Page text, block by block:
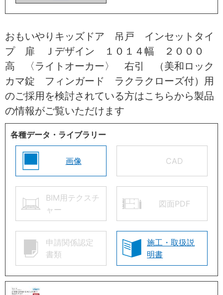
おもいやりキッズドア 吊戸 インセットタイ
プ 扉 Ｊデザイン １０１４幅 ２０００
高 〈ライトオーカー〉 右引 （美和ロック
カマ錠 フィンガード ラクラクローズ付）用
のご採用を検討されている方はこちらから製品
の情報がご覧いただけます
各種データ・ライブラリー
画像 CAD
BIM用テクスチ
ャー
図面PDF
申請関係認定
書類
施工・取扱説
明書